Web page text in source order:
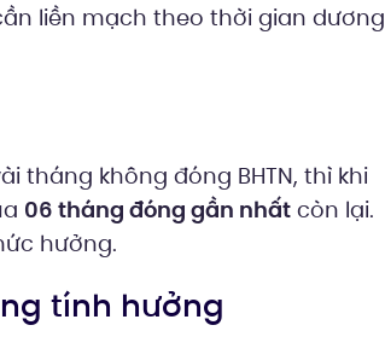
liền mạch theo thời gian dương
tháng không đóng BHTN, thì khi
06 tháng đóng gần nhấtcòn lại.
hưởng.
tính hưởng